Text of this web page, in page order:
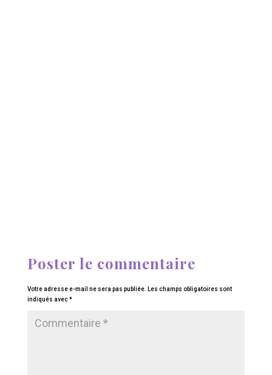
Poster le commentaire
Votre adresse e-mail ne sera pas publiée.
Les champs obligatoires sont
indiqués avec*